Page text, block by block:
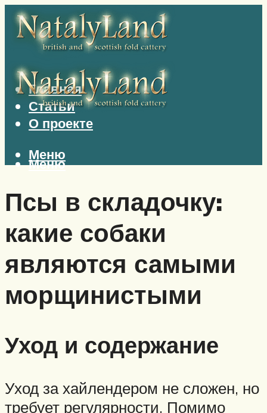
Главная
Статьи
О проекте
Меню
Меню
Псы в складочку:
какие собаки
являются самыми
морщинистыми
Уход и содержание
Уход за хайлендером не сложен, но
требует регулярности. Помимо